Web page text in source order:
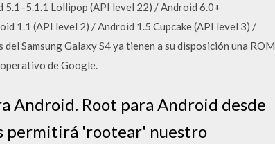
Lollipop (API level 22) / Android 6.0+
1.1 (API level 2) / Android 1.5 Cupcake (API level 3) /
Samsung Galaxy S4 ya tienen a su disposición una ROM
de Google.
Android. Root para Android desde
permitirá 'rootear' nuestro